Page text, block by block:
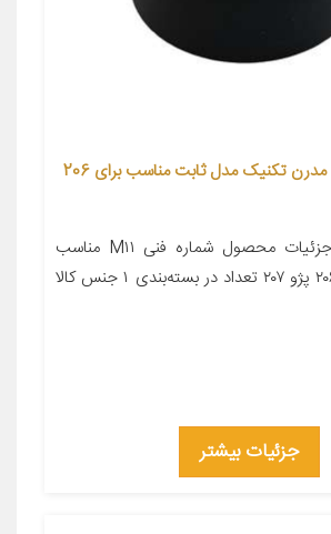
غلتک هرزگرد تایم مدرن تکنیک مدل ثابت مناسب برای 206
معرفی محصول جزئیات محصول شماره فنی M۱۱ مناسب
برای خودرو پژو ۲۰۶ پژو ۲۰۷ تعداد در بسته‌بندی ۱ جنس کالا
جزئیات بیشتر